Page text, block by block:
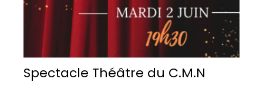
Spectacle Théâtre du C.M.N